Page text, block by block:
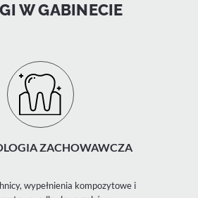
W GABINECIE
ZACHOWAWCZA
wypełnienia kompozytowe i